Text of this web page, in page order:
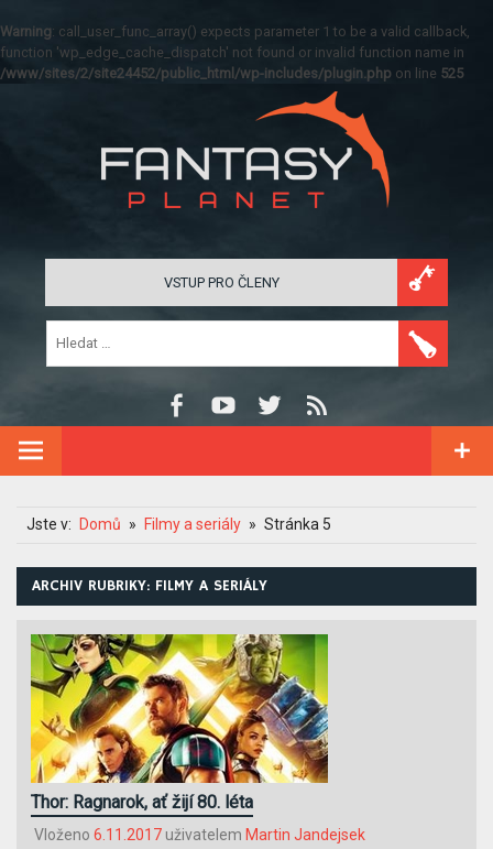
Warning: call_user_func_array() expects parameter 1 to be a valid callback,
function 'wp_edge_cache_dispatch' not found or invalid function name in
/www/sites/2/site24452/public_html/wp-includes/plugin.php on line 525
VSTUP PRO ČLENY
Jste v: Domů Filmy a seriály Stránka 5
ARCHIV RUBRIKY: FILMY A SERIÁLY
Thor: Ragnarok, ať žijí 80. léta
Vloženo 6.11.2017uživatelem Martin Jandejsek